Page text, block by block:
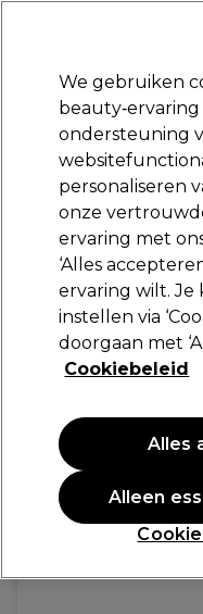
Merken Deals Haar
Na
L'Oréal Professionnel
L'Oréal
Expression
(4
PROMOTIE
We gebruiken
ondersteuning
personaliseren
onze
ervaring met
‘Alles
ervaring wilt.
instellen via
doorgaan met
Cookiebeleid
Alleen
Alles